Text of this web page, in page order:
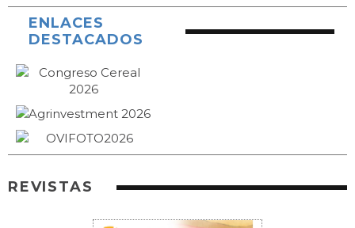
ENLACES
DESTACADOS
REVISTAS